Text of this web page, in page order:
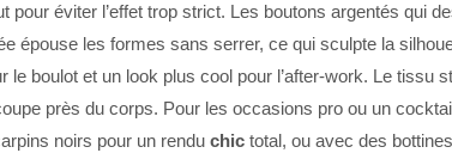
pour éviter l’effet trop strict. Les boutons argentés qui
épouse les formes sans serrer, ce qui sculpte la
le boulot et un look plus cool pour l’after-work. Le tissu
près du corps. Pour les occasions pro ou un
noirs pour un rendu chic total, ou avec des